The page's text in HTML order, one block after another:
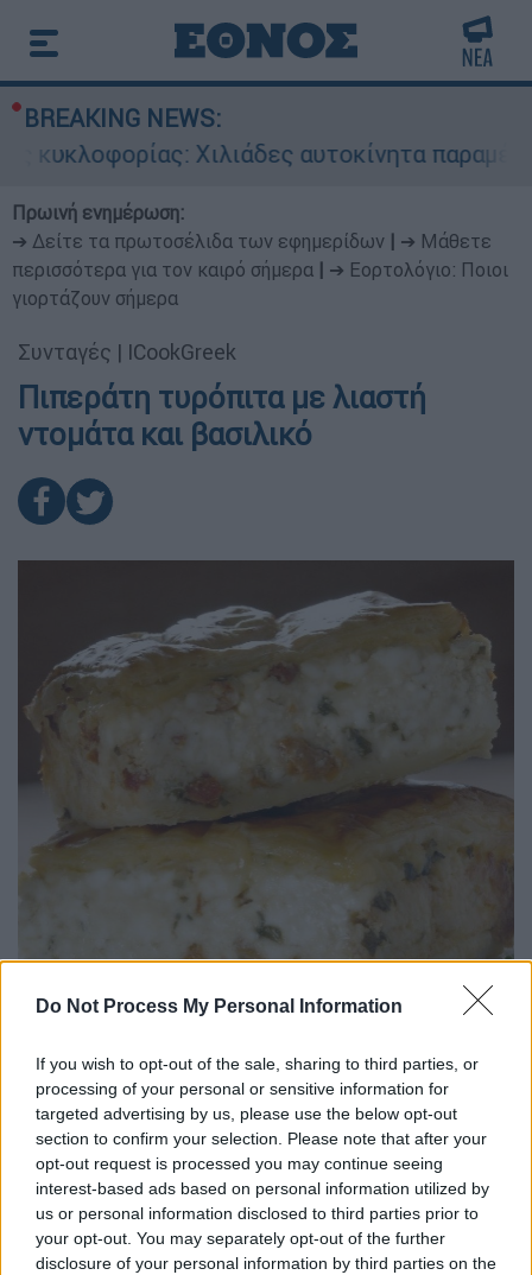
Do Not Process My Personal Information
If you wish to opt-out of the sale, sharing to third parties, or
processing of your personal or sensitive information for
targeted advertising by us, please use the below opt-out
section to confirm your selection. Please note that after your
opt-out request is processed you may continue seeing
interest-based ads based on personal information utilized by
us or personal information disclosed to third parties prior to
your opt-out. You may separately opt-out of the further
disclosure of your personal information by third parties on the
BREAKING NEWS:
Χιλιάδες αυτοκίνητα
Πρωινή ενημέρωση:
➔ Δείτε τα πρωτοσέλιδα των εφημερίδων
➔ Μάθετε
περισσότερα για τον καιρό σήμερα
➔ Εορτολόγιο: Ποιοι
γιορτάζουν σήμερα
Συνταγές | ICookGreek
Πιπεράτη τυρόπιτα με λιαστή
ντομάτα και βασιλικό
Εικόνα: icookgreek.com
60' 6
Υλικά